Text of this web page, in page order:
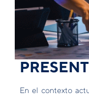
En el contexto